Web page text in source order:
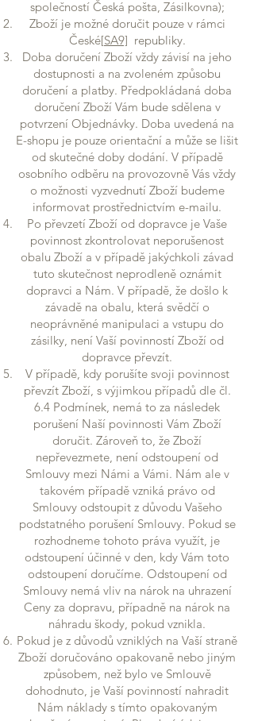
společností Česká pošta, Zásilkovna);
Zboží je možné doručit pouze v rámci
České[SA9] republiky.
Doba doručení Zboží vždy závisí na jeho
dostupnosti a na zvoleném způsobu
doručení a platby. Předpokládaná doba
doručení Zboží Vám bude sdělena v
potvrzení Objednávky. Doba uvedená na
E-shopu je pouze orientační a může se lišit
od skutečné doby dodání. V případě
osobního odběru na provozovně Vás vždy
o možnosti vyzvednutí Zboží budeme
informovat prostřednictvím e-mailu.
Po převzetí Zboží od dopravce je Vaše
povinnost zkontrolovat neporušenost
obalu Zboží a v případě jakýchkoli závad
tuto skutečnost neprodleně oznámit
dopravci a Nám. V případě, že došlo k
závadě na obalu, která svědčí o
neoprávněné manipulaci a vstupu do
zásilky, není Vaší povinností Zboží od
dopravce převzít.
V případě, kdy porušíte svoji povinnost
převzít Zboží, s výjimkou případů dle čl.
6.4 Podmínek, nemá to za následek
porušení Naší povinnosti Vám Zboží
doručit. Zároveň to, že Zboží
nepřevezmete, není odstoupení od
Smlouvy mezi Námi a Vámi. Nám ale v
takovém případě vzniká právo od
Smlouvy odstoupit z důvodu Vašeho
podstatného porušení Smlouvy. Pokud se
rozhodneme tohoto práva využít, je
odstoupení účinné v den, kdy Vám toto
odstoupení doručíme. Odstoupení od
Smlouvy nemá vliv na nárok na uhrazení
Ceny za dopravu, případně na nárok na
náhradu škody, pokud vznikla.
Pokud je z důvodů vzniklých na Vaší straně
Zboží doručováno opakovaně nebo jiným
způsobem, než bylo ve Smlouvě
dohodnuto, je Vaší povinností nahradit
Nám náklady s tímto opakovaným